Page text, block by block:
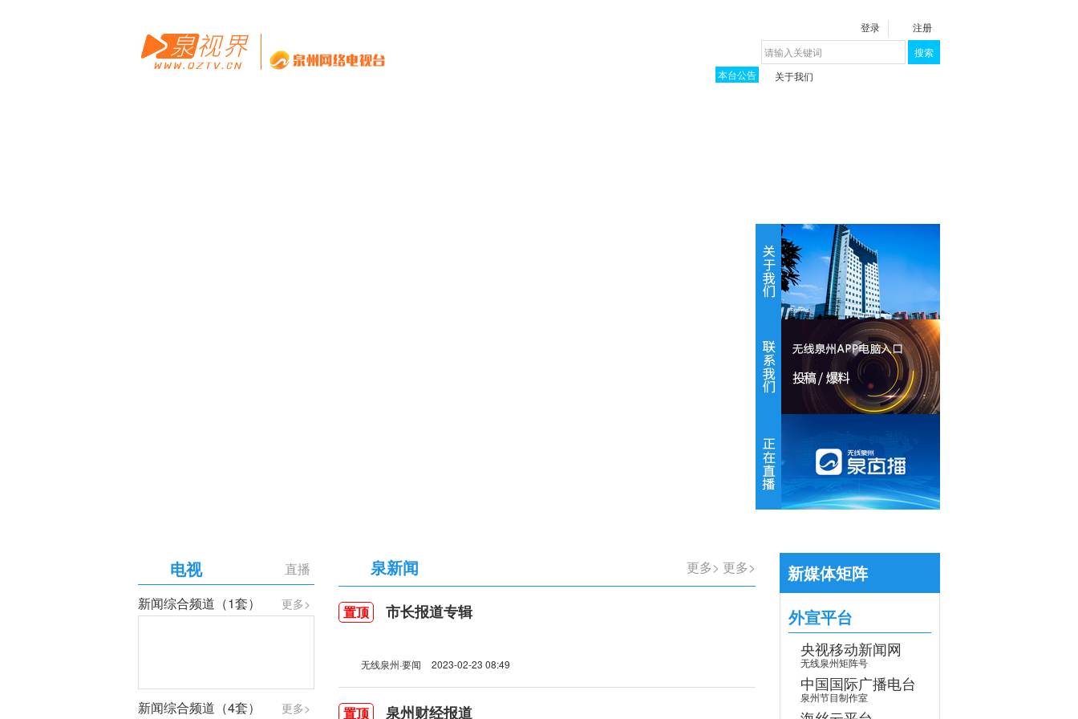
登录
注册
搜索
本台公告
关于我们
【专题】学习贯彻党的二十届四中全会
直播
电视
更多>
新闻综合频道（1套）
更多>
新闻综合频道（4套）
更多> 更多>
泉新闻
置顶 市长报道专辑
无线泉州·要闻 2023-02-23 08:49
置顶 泉州财经报道
新媒体矩阵
外宣平台
央视移动新闻网
无线泉州矩阵号
中国国际广播电台
泉州节目制作室